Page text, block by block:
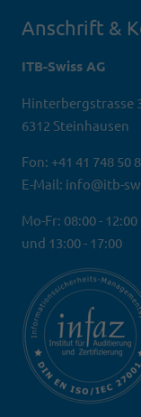
Anschrift &
ITB-Swiss AG
Hinterbergstrasse
6312 Steinhausen
Fon: +41 41 748 50
E-Mail: info@itb-
Mo-Fr: 08:00 - 12:00
und 13:00 - 17:00